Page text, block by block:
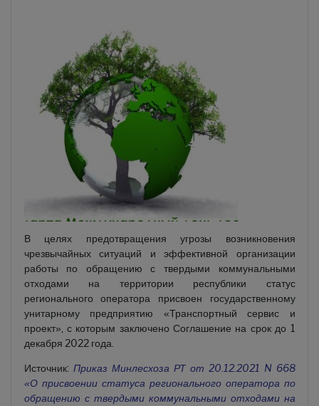
В целях предотвращения угрозы возникновения
чрезвычайных ситуаций и эффективной организации
работы по обращению с твердыми коммунальными
отходами на территории республики статус
регионального оператора присвоен государственному
унитарному предприятию «Транспортный сервис и
проект», с которым заключено Соглашение на срок до 1
декабря 2022 года.
Источник: Приказ Минлесхоза РТ от 20.12.2021 N 668
«О присвоении статуса регионального оператора по
обращению с твердыми коммунальными отходами на